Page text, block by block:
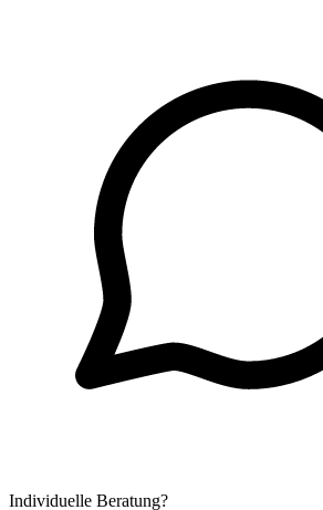
Individuelle Beratung?